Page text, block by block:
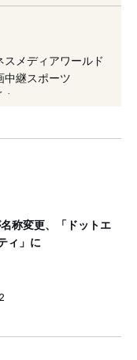
#ドットエスティ
ス メディアワールド
中継スポーツ
ャー
称変更、「ドットエ
ィ」に